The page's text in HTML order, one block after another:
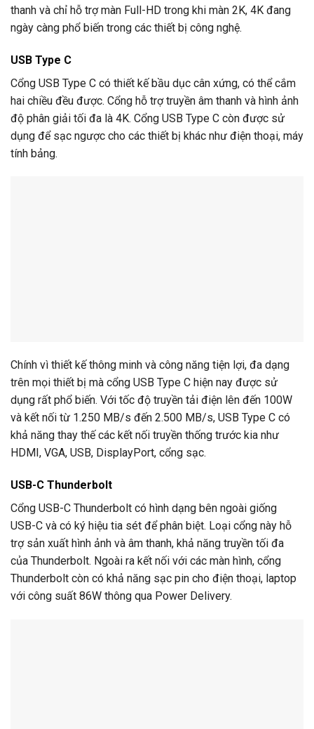
thanh và chỉ hỗ trợ màn Full-HD trong khi màn 2K, 4K đang
ngày càng phổ biến trong các thiết bị công nghệ.
USB Type C
Cổng USB Type C có thiết kế bầu dục cân xứng, có thể cắm
hai chiều đều được. Cổng hỗ trợ truyền âm thanh và hình ảnh
độ phân giải tối đa là 4K. Cổng USB Type C còn được sử
dụng để sạc ngược cho các thiết bị khác như điện thoại, máy
tính bảng.
Chính vì thiết kế thông minh và công năng tiện lợi, đa dạng
trên mọi thiết bị mà cổng USB Type C hiện nay được sử
dụng rất phổ biến. Với tốc độ truyền tải điện lên đến 100W
và kết nối từ 1.250 MB/s đến 2.500 MB/s, USB Type C có
khả năng thay thế các kết nối truyền thống trước kia như
HDMI, VGA, USB, DisplayPort, cổng sạc.
USB-C Thunderbolt
Cổng USB-C Thunderbolt có hình dạng bên ngoài giống
USB-C và có ký hiệu tia sét để phân biệt. Loại cổng này hỗ
trợ sản xuất hình ảnh và âm thanh, khả năng truyền tối đa
của Thunderbolt. Ngoài ra kết nối với các màn hình, cổng
Thunderbolt còn có khả năng sạc pin cho điện thoại, laptop
với công suất 86W thông qua Power Delivery.